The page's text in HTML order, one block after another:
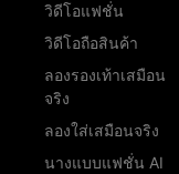
วิดีโอแฟชั่น
วิดีโอถือสินค้า
ลองรองเท้าเสมือน
จริง
ลองใส่เสมือนจริง
นางแบบแฟชั่น AI